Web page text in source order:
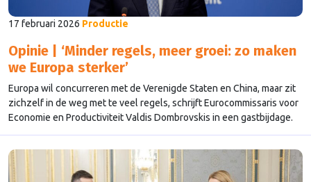
17 februari 2026 Productie
Opinie | ‘Minder regels, meer groei: zo maken
we Europa sterker’
Europa wil concurreren met de Verenigde Staten en China, maar zit
zichzelf in de weg met te veel regels, schrijft Eurocommissaris voor
Economie en Productiviteit Valdis Dombrovskis in een gastbijdage.
“Vereenvoudiging is geen ideologische keuze, maar pure
noodzaak.”